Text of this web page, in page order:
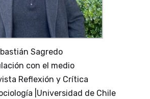
Sagredo
con el medio
Reflexión y Crítica
|Universidad de Chile